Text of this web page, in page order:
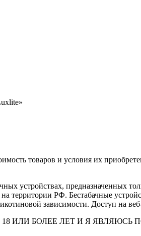
товаров и условия их
устройствах, предназначенных
РФ. Бестабачные
зависимости. Доступ на
ИЛИ БОЛЕЕ ЛЕТ И Я